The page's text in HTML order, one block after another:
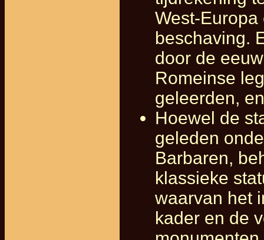
West-
beschaving.
door de
Romeinse
geleerden,
Hoewel de
geleden
Barbaren,
klassieke
waarvan het
kader en de